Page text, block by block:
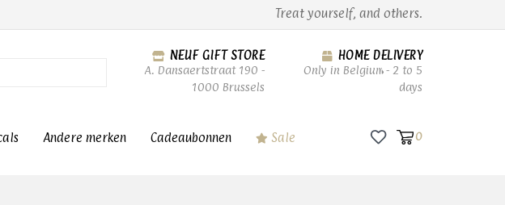
Treat yourself, and others.
NEUF GIFT STORE
A. Dansaertstraat 190 -
1000 Brussels
HOME DELIVERY
Only in Belgium - 2 to 5
days
Andere merken Cadeaubonnen Sale 0